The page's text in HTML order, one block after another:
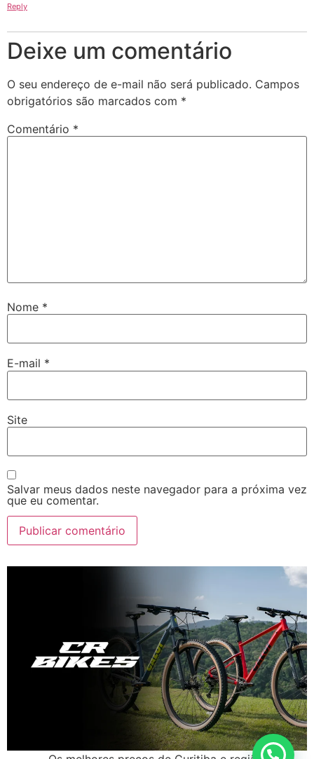
Reply
Deixe um comentário
O seu endereço de e-mail não será publicado. Campos
obrigatórios são marcados com *
Comentário *
Nome *
E-mail *
Site
Salvar meus dados neste navegador para a próxima vez
que eu comentar.